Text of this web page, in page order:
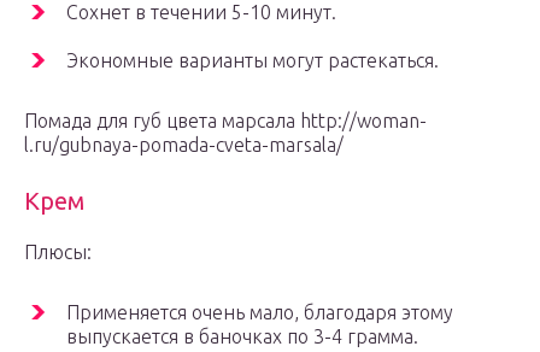
Сохнет в течении 5-10 минут.
Экономные варианты могут растекаться.
Помада для губ цвета марсала http://woman-
l.ru/gubnaya-pomada-cveta-marsala/
Крем
Плюсы:
Применяется очень мало, благодаря этому
выпускается в баночках по 3-4 грамма.